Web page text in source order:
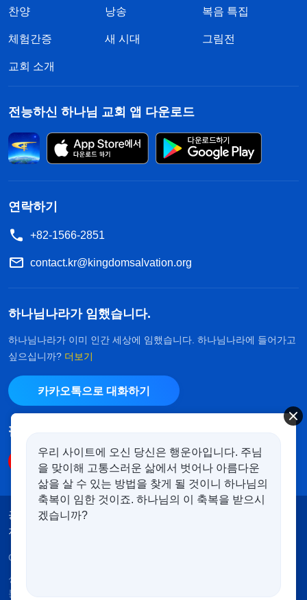
찬양 낭송 복음 특집
체험간증 새 시대 그림전
교회 소개
전능하신 하나님 교회 앱 다운로드
연락하기
+82-1566-2851
contact.kr@kingdomsalvation.org
하나님나라가 임했습니다.
하나님나라가 이미 인간 세상에 임했습니다. 하나님나라에 들어가고
싶으십니까? 더보기
카카오톡으로 대화하기
팔로우하기
공지 이용약관
저작권 명시
Copyright © 2026
성경은 개역한글에서 인용하였습니다. 이 사이트에는 부
분적으로 다음체를 사용하였습니다.
우리 사이트에 오신 당신은 행운아입니다. 주님
을 맞이해 고통스러운 삶에서 벗어나 아름다운
삶을 살 수 있는 방법을 찾게 될 것이니 하나님의
축복이 임한 것이죠. 하나님의 이 축복을 받으시
겠습니까?